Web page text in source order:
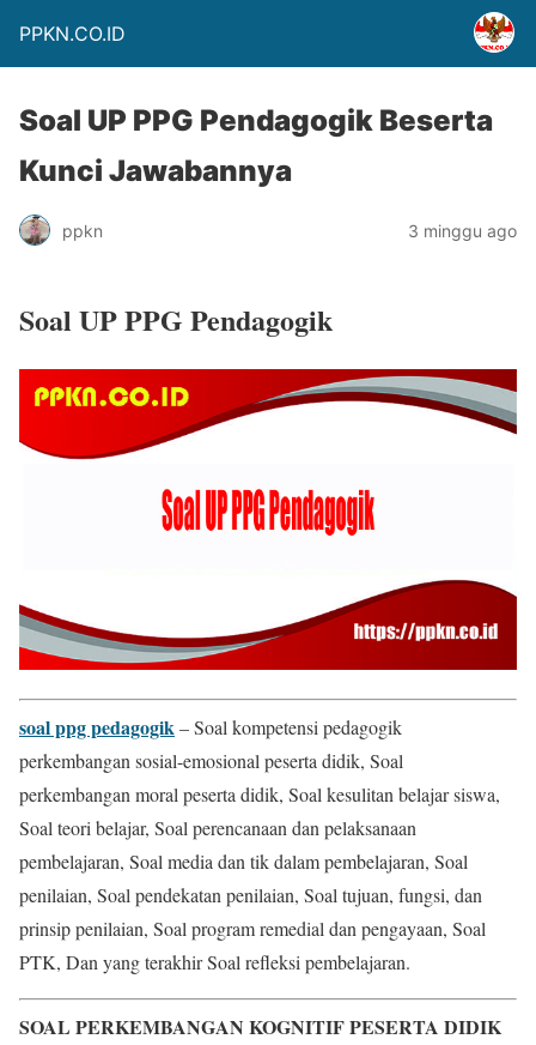
PPKN.CO.ID
Soal UP PPG Pendagogik Beserta
Kunci Jawabannya
ppkn 3 minggu ago
Soal UP PPG Pendagogik
soal ppg pedagogik– Soal kompetensi pedagogik
perkembangan sosial-emosional peserta didik, Soal
perkembangan moral peserta didik, Soal kesulitan belajar siswa,
Soal teori belajar, Soal perencanaan dan pelaksanaan
pembelajaran, Soal media dan tik dalam pembelajaran, Soal
penilaian, Soal pendekatan penilaian, Soal tujuan, fungsi, dan
prinsip penilaian, Soal program remedial dan pengayaan, Soal
PTK, Dan yang terakhir Soal refleksi pembelajaran.
SOAL PERKEMBANGAN KOGNITIF PESERTA DIDIK